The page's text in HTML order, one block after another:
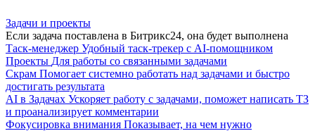
Задачи и проекты
Если задача поставлена в Битрикс24, она будет выполнена
Таск-менеджер Удобный таск-трекер с AI-помощником
Проекты Для работы со связанными задачами
Скрам Помогает системно работать над задачами и быстро
достигать результата
AI в Задачах Ускоряет работу с задачами, поможет написать ТЗ
и проанализирует комментарии
Фокусировка внимания Показывает, на чем нужно